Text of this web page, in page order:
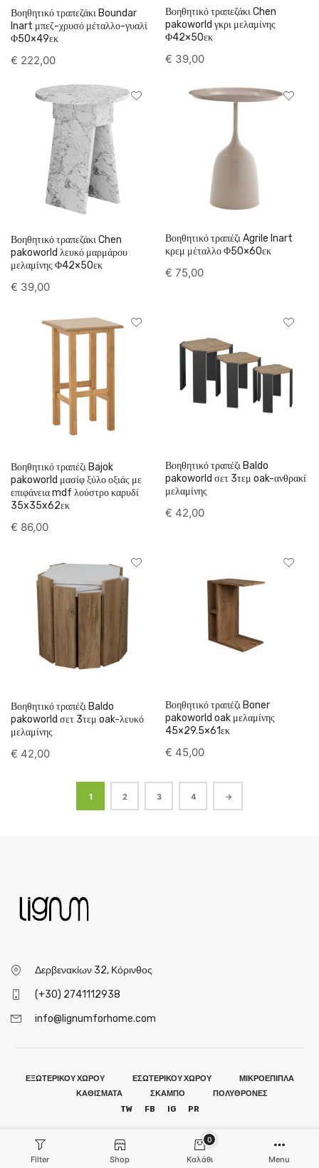
Βοηθητικό τραπεζάκι Boundar
Inart μπεζ-χρυσό μέταλλο-γυαλί
Φ50×49εκ
€ 222,00
Βοηθητικό τραπεζάκι Chen
pakoworld γκρι μελαμίνης
Φ42×50εκ
€ 39,00
Βοηθητικό τραπεζάκι Chen
pakoworld λευκό μαρμάρου
μελαμίνης Φ42×50εκ
€ 39,00
Βοηθητικό τραπέζι Agrile Inart
κρεμ μέταλλο Φ50×60εκ
€ 75,00
Βοηθητικό τραπέζι Bajok
pakoworld μασίφ ξύλο οξιάς με
επιφάνεια mdf λούστρο καρυδί
35x35x62εκ
€ 86,00
Βοηθητικό τραπέζι Baldo
pakoworld σετ 3τεμ oak-ανθρακί
μελαμίνης
€ 42,00
Βοηθητικό τραπέζι Baldo
pakoworld σετ 3τεμ oak-λευκό
μελαμίνης
€ 42,00
Βοηθητικό τραπέζι Boner
pakoworld oak μελαμίνης
45×29.5×61εκ
€ 45,00
1 2 3 4 →
Δερβενακίων 32, Κόρινθος
(+30) 2741112938
info@lignumforhome.com
ΕΞΩΤΕΡΙΚΟΥ ΧΩΡΟΥ ΕΣΩΤΕΡΙΚΟΥ ΧΩΡΟΥ
ΜΙΚΡΟΕΠΙΠΛΑ
ΚΑΘΙΣΜΑΤΑ
ΣΚΑΜΠΟ
ΠΟΛΥΘΡΟΝΕΣ
TW
FB IG PR
Filter Shop Καλάθι
0
Menu